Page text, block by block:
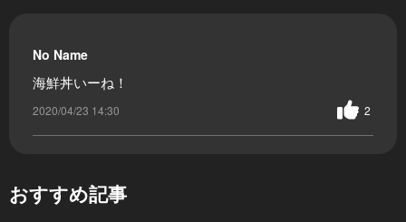
No Name
海鮮丼いーね！
2020/04/23 14:30 2
おすすめ記事